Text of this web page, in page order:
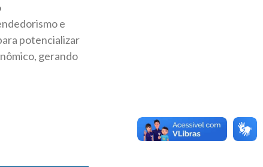
e
potencializar
gerando